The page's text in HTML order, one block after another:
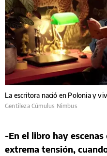
La escritora nació en Polonia y
Gentileza Cúmulus Nimbus
-En el libro hay
extrema tensión,